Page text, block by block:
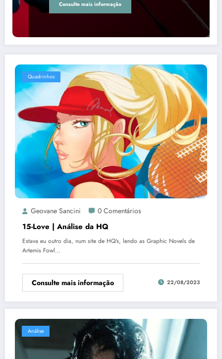
Consulte mais informação
Quadrinhos
Geovane Sancini 0 Comentários
15-Love | Análise da HQ
Estava eu outro dia, num site de HQ's, lendo as Graphic Novels de
Artemis Fowl…
Consulte mais informação 22/08/2023
Análise